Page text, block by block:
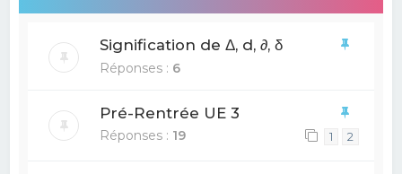
Signification de Δ, d, ∂, δ
Réponses : 6
Pré-Rentrée UE 3
Réponses : 19 1 2